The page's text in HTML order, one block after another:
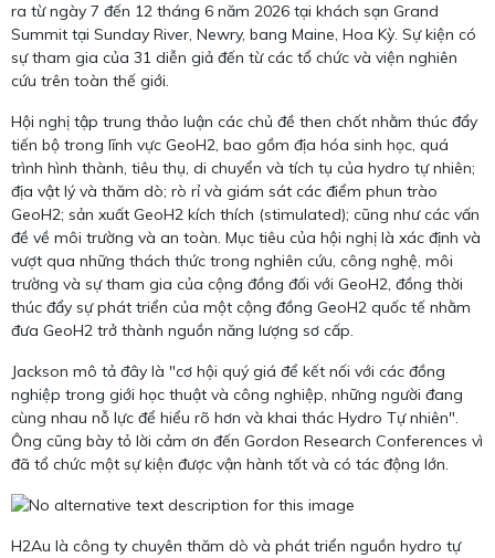
ra từ ngày 7 đến 12 tháng 6 năm 2026 tại khách sạn Grand
Summit tại Sunday River, Newry, bang Maine, Hoa Kỳ. Sự kiện có
sự tham gia của 31 diễn giả đến từ các tổ chức và viện nghiên
cứu trên toàn thế giới.
Hội nghị tập trung thảo luận các chủ đề then chốt nhằm thúc đẩy
tiến bộ trong lĩnh vực GeoH2, bao gồm địa hóa sinh học, quá
trình hình thành, tiêu thụ, di chuyển và tích tụ của hydro tự nhiên;
địa vật lý và thăm dò; rò rỉ và giám sát các điểm phun trào
GeoH2; sản xuất GeoH2 kích thích (stimulated); cũng như các vấn
đề về môi trường và an toàn. Mục tiêu của hội nghị là xác định và
vượt qua những thách thức trong nghiên cứu, công nghệ, môi
trường và sự tham gia của cộng đồng đối với GeoH2, đồng thời
thúc đẩy sự phát triển của một cộng đồng GeoH2 quốc tế nhằm
đưa GeoH2 trở thành nguồn năng lượng sơ cấp.
Jackson mô tả đây là "cơ hội quý giá để kết nối với các đồng
nghiệp trong giới học thuật và công nghiệp, những người đang
cùng nhau nỗ lực để hiểu rõ hơn và khai thác Hydro Tự nhiên".
Ông cũng bày tỏ lời cảm ơn đến Gordon Research Conferences vì
đã tổ chức một sự kiện được vận hành tốt và có tác động lớn.
H2Au là công ty chuyên thăm dò và phát triển nguồn hydro tự